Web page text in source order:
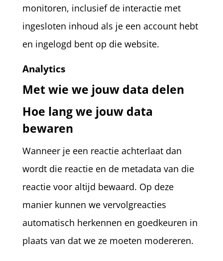
monitoren, inclusief de interactie met
ingesloten inhoud als je een account hebt
en ingelogd bent op die website.
Analytics
Met wie we jouw data delen
Hoe lang we jouw data
bewaren
Wanneer je een reactie achterlaat dan
wordt die reactie en de metadata van die
reactie voor altijd bewaard. Op deze
manier kunnen we vervolgreacties
automatisch herkennen en goedkeuren in
plaats van dat we ze moeten modereren.